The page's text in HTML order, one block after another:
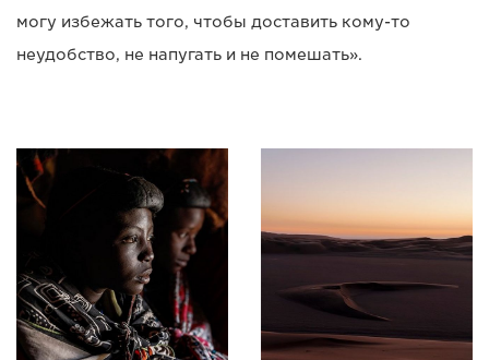
могу избежать того, чтобы доставить кому-то
неудобство, не напугать и не помешать».